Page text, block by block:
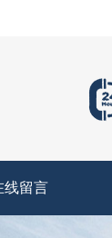
线留言